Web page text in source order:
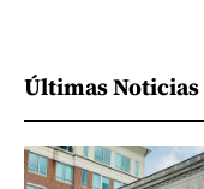
Últimas Noticias